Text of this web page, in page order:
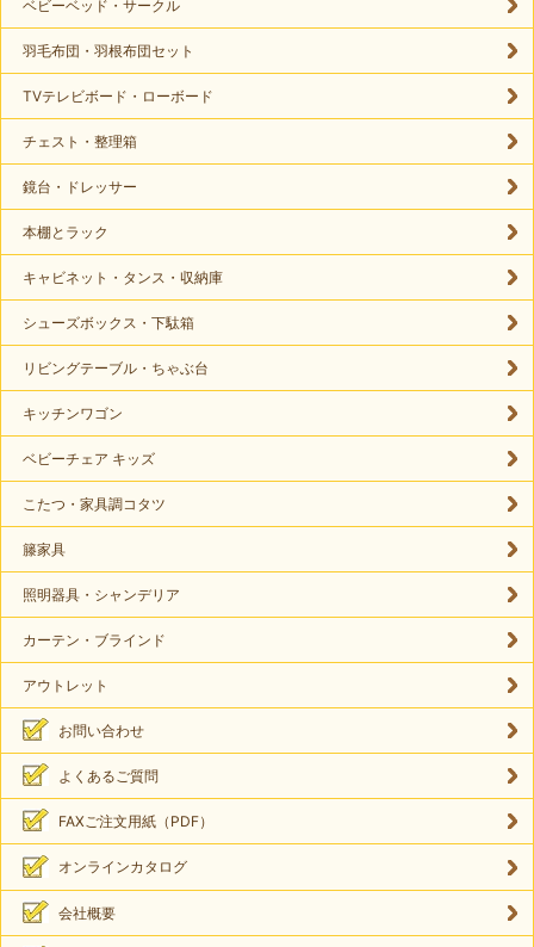
ベビーベッド・サークル
羽毛布団・羽根布団セット
TVテレビボード・ローボード
チェスト・整理箱
鏡台・ドレッサー
本棚とラック
キャビネット・タンス・収納庫
シューズボックス・下駄箱
リビングテーブル・ちゃぶ台
キッチンワゴン
ベビーチェア キッズ
こたつ・家具調コタツ
籐家具
照明器具・シャンデリア
カーテン・ブラインド
アウトレット
お問い合わせ
よくあるご質問
FAXご注文用紙（PDF）
オンラインカタログ
会社概要